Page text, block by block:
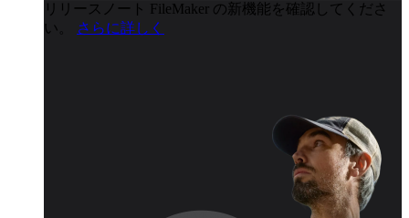
リリースノート
FileMaker の新機能を確認してくださ
い。
さらに詳しく